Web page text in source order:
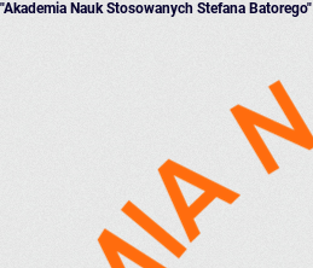
"Akademia Nauk Stosowanych Stefana Batorego"